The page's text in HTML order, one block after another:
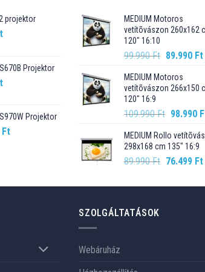
projektor
Projektor
Projektor
Ft
MEDIUM Motoros
vetítõvászon 260x162
120" 16:10
99.990Ft Original
was:
99.990 Ft.
89.990 Ft
MEDIUM Motoros
vetítõvászon 266x150
120" 16:9
109.990Ft Original
was:
109.990
98.990
MEDIUM Rollo
298x168 cm 135" 16:9
89.990Ft Original
was:
76.499 Ft
SZOLGÁLTATÁSOK
Webáruház